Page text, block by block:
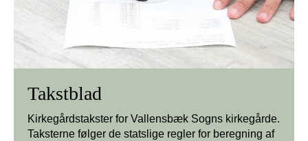
Takstblad
Kirkegårdstakster for Vallensbæk Sogns kirkegårde.
Taksterne følger de statslige regler for beregning af